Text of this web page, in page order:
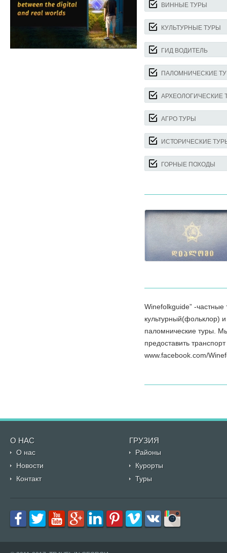
ВИННЫЕ ТУРЫ
КУЛЬТУРНЫЕ ТУРЫ
ГИД ВОДИТЕЛЬ
ПАЛОМНИЧЕСКИЕ
АРХЕОЛОГИЧЕСКИЕ
АГРО ТУРЫ
ИСТОРИЧЕСКИЕ
ГОРНЫЕ ПОХОДЫ
Winefolkguide” -частные
культурный(фольклор)
паломнические туры.
предоставить
www.facebook.com/
О НАС ГРУЗИЯ
О нас
Районы
Новости
Курорты
Контакт
Туры